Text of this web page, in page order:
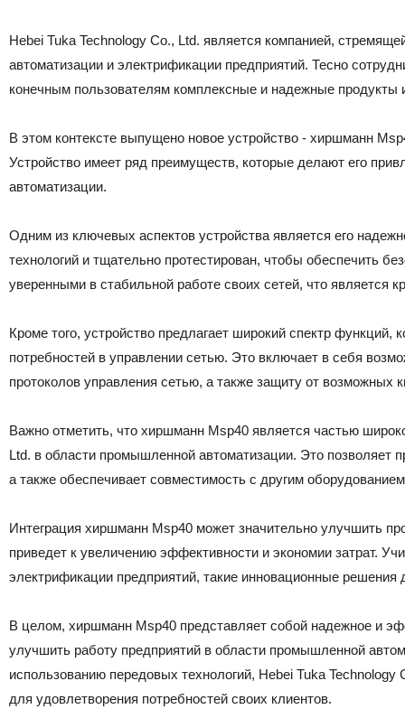
Hebei Tuka Technology Co., Ltd. является компанией,
автоматизации и электрификации предприятий. Тесно
конечным пользователям комплексные и надежные продукты
В этом контексте выпущено новое устройство - хиршманн
Устройство имеет ряд преимуществ, которые делают его
автоматизации.
Одним из ключевых аспектов устройства является его
технологий и тщательно протестирован, чтобы обеспечить
уверенными в стабильной работе своих сетей, что
Кроме того, устройство предлагает широкий спектр
потребностей в управлении сетью. Это включает в себя
протоколов управления сетью, а также защиту от возможных
Важно отметить, что хиршманн Msp40 является частью
Ltd. в области промышленной автоматизации. Это позволяет
а также обеспечивает совместимость с другим
Интеграция хиршманн Msp40 может значительно улучшить
приведет к увеличению эффективности и экономии затрат.
электрификации предприятий, такие инновационные
В целом, хиршманн Msp40 представляет собой надежное и
улучшить работу предприятий в области промышленной
использованию передовых технологий, Hebei Tuka
для удовлетворения потребностей своих клиентов.